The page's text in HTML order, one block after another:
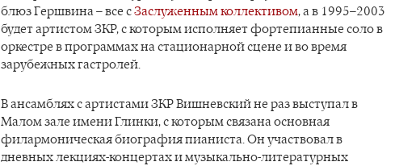
блюз Гершвина – все сЗаслуженным коллективом, а в 1995–2003
будет артистом ЗКР, с которым исполняет фортепианные соло в
оркестре в программах на стационарной сцене и во время
зарубежных гастролей.
В ансамблях с артистами ЗКР Вишневский не раз выступал в
Малом зале имени Глинки, с которым связана основная
филармоническая биография пианиста. Он участвовал в
дневных лекциях-концертах и музыкально-литературных